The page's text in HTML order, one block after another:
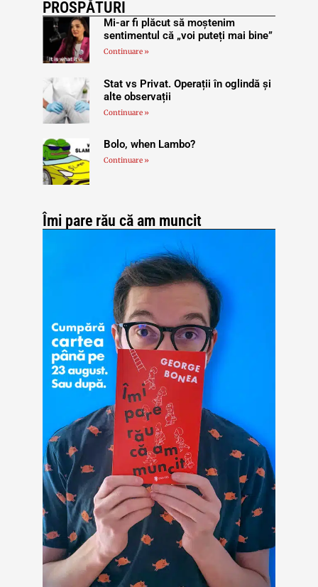
PROSPĂTURI
Mi-ar fi plăcut să moștenim
sentimentul că „voi puteți mai bine”
Continuare »
Stat vs Privat. Operații în oglindă și
alte observații
Continuare »
Bolo, when Lambo?
Continuare »
Îmi pare rău că am muncit